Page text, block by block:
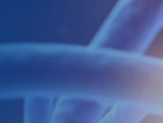
Voir la fiche